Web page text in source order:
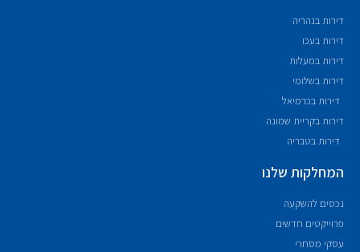
דירות בנהריה
דירות בעכו
דירות במעלות
דירות בשלומי
דירות בכרמיאל
דירות בקריית שמונה
דירות בטבריה
המחלקות שלנו
נכסים להשקעה
פרוייקטים חדשים
עסקי מסחרי